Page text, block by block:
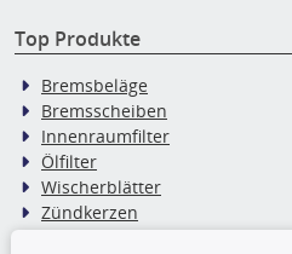
Top Produkte
Bremsbeläge
Bremsscheiben
Innenraumfilter
Ölfilter
Wischerblätter
Zündkerzen